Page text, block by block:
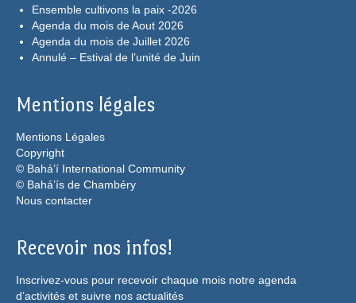
Ensemble cultivons la paix -2026
Agenda du mois de Aout 2026
Agenda du mois de Juillet 2026
Annulé – Estival de l’unité de Juin
Mentions légales
Mentions Légales
Copyright
© Bahá’í International Community
© Bahá’ís de Chambéry
Nous contacter
Recevoir nos infos!
Inscrivez-vous pour recevoir chaque mois notre agenda
d’activités et suivre nos actualités